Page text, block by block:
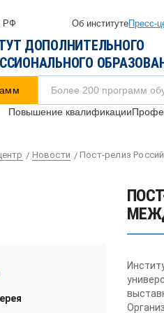
РФ Об институтеПресс-
ДОПОЛНИТЕЛЬНОГО
Повышение квалификации
Новости Пост-релиз